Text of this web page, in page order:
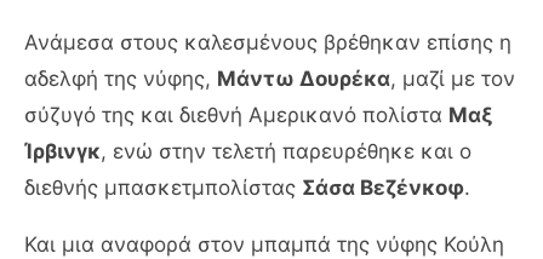
Ανάμεσα στους καλεσμένους βρέθηκαν επίσης η
αδελφή της νύφης, Μάντω Δουρέκα, μαζί με τον
σύζυγό της και διεθνή Αμερικανό πολίστα Μαξ
Ίρβινγκ, ενώ στην τελετή παρευρέθηκε και ο
διεθνής μπασκετμπολίστας Σάσα Βεζένκοφ.
Και μια αναφορά στον μπαμπά της νύφης Κούλη